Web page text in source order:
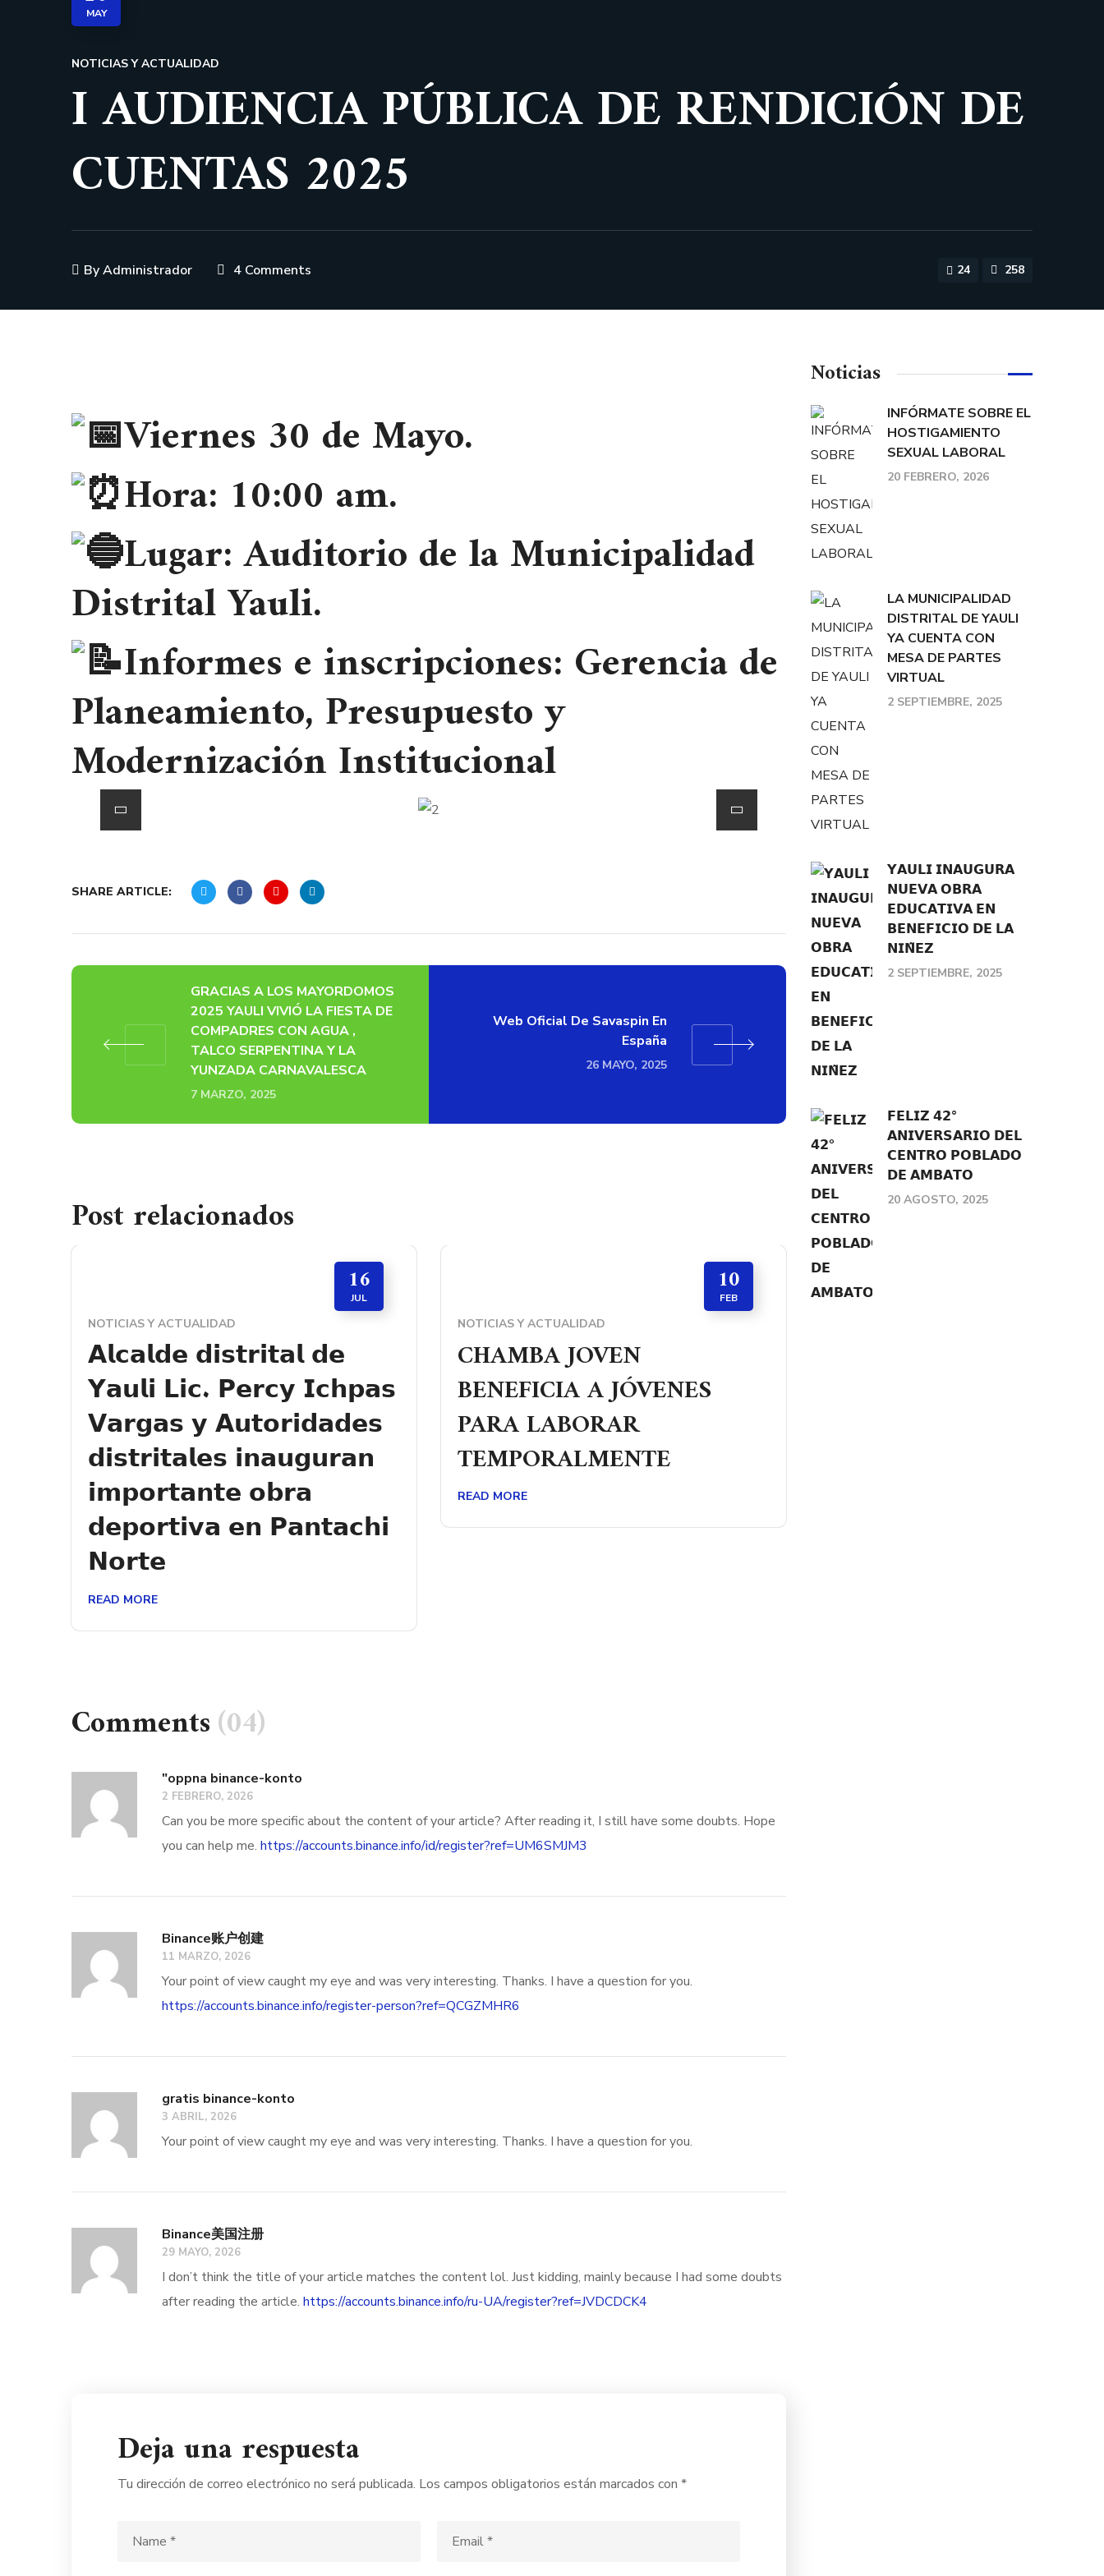
MAY
NOTICIAS Y ACTUALIDAD
I AUDIENCIA PÚBLICA DE RENDICIÓN DE
CUENTAS 2025
ByAdministrador 4 Comments 24 258
Viernes 30 de Mayo.
Hora: 10:00 am.
Lugar: Auditorio de la Municipalidad
Distrital Yauli.
Informes e inscripciones: Gerencia de
Planeamiento, Presupuesto y
Modernización Institucional
SHARE ARTICLE:
GRACIAS A LOS MAYORDOMOS
2025 YAULI VIVIÓ LA FIESTA DE
COMPADRES CON AGUA ,
TALCO SERPENTINA Y LA
YUNZADA CARNAVALESCA
7 MARZO, 2025
Web Oficial De Savaspin En
España
26 MAYO, 2025
Post relacionados
16
JUL
NOTICIAS Y ACTUALIDAD
𝗔𝗹𝗰𝗮𝗹𝗱𝗲 𝗱𝗶𝘀𝘁𝗿𝗶𝘁𝗮𝗹 𝗱𝗲
𝗬𝗮𝘂𝗹𝗶 𝗟𝗶𝗰. 𝗣𝗲𝗿𝗰𝘆 𝗜𝗰𝗵𝗽𝗮𝘀
𝗩𝗮𝗿𝗴𝗮𝘀 𝘆 𝗔𝘂𝘁𝗼𝗿𝗶𝗱𝗮𝗱𝗲𝘀
𝗱𝗶𝘀𝘁𝗿𝗶𝘁𝗮𝗹𝗲𝘀 𝗶𝗻𝗮𝘂𝗴𝘂𝗿𝗮𝗻
𝗶𝗺𝗽𝗼𝗿𝘁𝗮𝗻𝘁𝗲 𝗼𝗯𝗿𝗮
𝗱𝗲𝗽𝗼𝗿𝘁𝗶𝘃𝗮 𝗲𝗻 𝗣𝗮𝗻𝘁𝗮𝗰𝗵𝗶
𝗡𝗼𝗿𝘁𝗲
READ MORE
10
FEB
NOTICIAS Y ACTUALIDAD
CHAMBA JOVEN
BENEFICIA A JÓVENES
PARA LABORAR
TEMPORALMENTE
READ MORE
Comments(04)
"oppna binance-konto
2 FEBRERO, 2026
Can you be more specific about the content of your article? After reading it, I still have some doubts. Hope
you can help me. https://accounts.binance.info/id/register?ref=UM6SMJM3
Binance账户创建
11 MARZO, 2026
Your point of view caught my eye and was very interesting. Thanks. I have a question for you.
https://accounts.binance.info/register-person?ref=QCGZMHR6
gratis binance-konto
3 ABRIL, 2026
Your point of view caught my eye and was very interesting. Thanks. I have a question for you.
Binance美国注册
29 MAYO, 2026
I don’t think the title of your article matches the content lol. Just kidding, mainly because I had some doubts
after reading the article. https://accounts.binance.info/ru-UA/register?ref=JVDCDCK4
Deja una respuesta
Tu dirección de correo electrónico no será publicada. Los campos obligatorios están marcados con *
Noticias
INFÓRMATE SOBRE EL
HOSTIGAMIENTO
SEXUAL LABORAL
20 FEBRERO, 2026
LA MUNICIPALIDAD
DISTRITAL DE YAULI
YA CUENTA CON
MESA DE PARTES
VIRTUAL
2 SEPTIEMBRE, 2025
𝗬𝗔𝗨𝗟𝗜 𝗜𝗡𝗔𝗨𝗚𝗨𝗥𝗔
𝗡𝗨𝗘𝗩𝗔 𝗢𝗕𝗥𝗔
𝗘𝗗𝗨𝗖𝗔𝗧𝗜𝗩𝗔 𝗘𝗡
𝗕𝗘𝗡𝗘𝗙𝗜𝗖𝗜𝗢 𝗗𝗘 𝗟𝗔
𝗡𝗜𝗡̃𝗘𝗭
2 SEPTIEMBRE, 2025
𝗙𝗘𝗟𝗜𝗭 𝟰𝟮°
𝗔𝗡𝗜𝗩𝗘𝗥𝗦𝗔𝗥𝗜𝗢 𝗗𝗘𝗟
𝗖𝗘𝗡𝗧𝗥𝗢 𝗣𝗢𝗕𝗟𝗔𝗗𝗢
𝗗𝗘 𝗔𝗠𝗕𝗔𝗧𝗢
20 AGOSTO, 2025